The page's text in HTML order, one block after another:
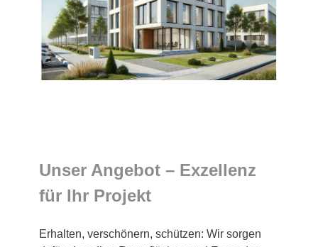
Unser Angebot – Exzellenz
für Ihr Projekt
Erhalten, verschönern, schützen: Wir sorgen